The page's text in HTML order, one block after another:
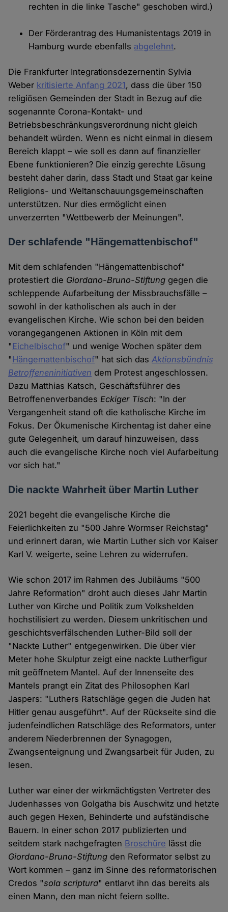
rechten in die linke Tasche" geschoben wird.)
Der Förderantrag des Humanistentags 2019 in
Hamburg wurde ebenfalls abgelehnt.
Die Frankfurter Integrationsdezernentin Sylvia
Weber kritisierte Anfang 2021, dass die über 150
religiösen Gemeinden der Stadt in Bezug auf die
sogenannte Corona-Kontakt- und
Betriebsbeschränkungsverordnung nicht gleich
behandelt würden. Wenn es nicht einmal in diesem
Bereich klappt – wie soll es dann auf finanzieller
Ebene funktionieren? Die einzig gerechte Lösung
besteht daher darin, dass Stadt und Staat gar keine
Religions- und Weltanschauungsgemeinschaften
unterstützen. Nur dies ermöglicht einen
unverzerrten "Wettbewerb der Meinungen".
Der schlafende "Hängemattenbischof"
Mit dem schlafenden "Hängemattenbischof"
protestiert die Giordano-Bruno-Stiftung gegen die
schleppende Aufarbeitung der Missbrauchsfälle –
sowohl in der katholischen als auch in der
evangelischen Kirche. Wie schon bei den beiden
vorangegangenen Aktionen in Köln mit dem
"Eichelbischof" und wenige Wochen später dem
"Hängemattenbischof" hat sich dasAktionsbündnis
Betroffeneninitiativen dem Protest angeschlossen.
Dazu Matthias Katsch, Geschäftsführer des
BetroffenenverbandesEckiger Tisch: "In der
Vergangenheit stand oft die katholische Kirche im
Fokus. Der Ökumenische Kirchentag ist daher eine
gute Gelegenheit, um darauf hinzuweisen, dass
auch die evangelische Kirche noch viel Aufarbeitung
vor sich hat."
Die nackte Wahrheit über Martin Luther
2021 begeht die evangelische Kirche die
Feierlichkeiten zu "500 Jahre Wormser Reichstag"
und erinnert daran, wie Martin Luther sich vor Kaiser
Karl V. weigerte, seine Lehren zu widerrufen.
Wie schon 2017 im Rahmen des Jubiläums "500
Jahre Reformation" droht auch dieses Jahr Martin
Luther von Kirche und Politik zum Volkshelden
hochstilisiert zu werden. Diesem unkritischen und
geschichtsverfälschenden Luther-Bild soll der
"Nackte Luther" entgegenwirken. Die über vier
Meter hohe Skulptur zeigt eine nackte Lutherfigur
mit geöffnetem Mantel. Auf der Innenseite des
Mantels prangt ein Zitat des Philosophen Karl
Jaspers: "Luthers Ratschläge gegen die Juden hat
Hitler genau ausgeführt". Auf der Rückseite sind die
judenfeindlichen Ratschläge des Reformators, unter
anderem Niederbrennen der Synagogen,
Zwangsenteignung und Zwangsarbeit für Juden, zu
lesen.
Luther war einer der wirkmächtigsten Vertreter des
Judenhasses von Golgatha bis Auschwitz und hetzte
auch gegen Hexen, Behinderte und aufständische
Bauern. In einer schon 2017 publizierten und
seitdem stark nachgefragten Broschüre lässt die
Giordano-Bruno-Stiftung den Reformator selbst zu
Wort kommen – ganz im Sinne des reformatorischen
Credos "sola scriptura" entlarvt ihn das bereits als
einen Mann, den man nicht feiern sollte.